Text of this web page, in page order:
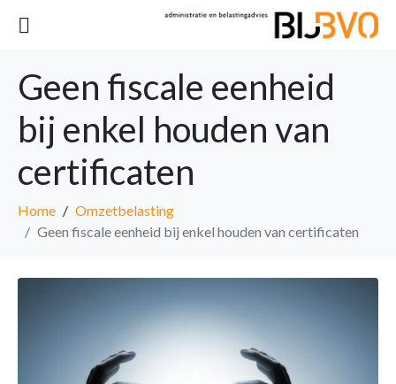
Geen fiscale eenheid
bij enkel houden van
certificaten
Home
Omzetbelasting
Geen fiscale eenheid bij enkel houden van certificaten